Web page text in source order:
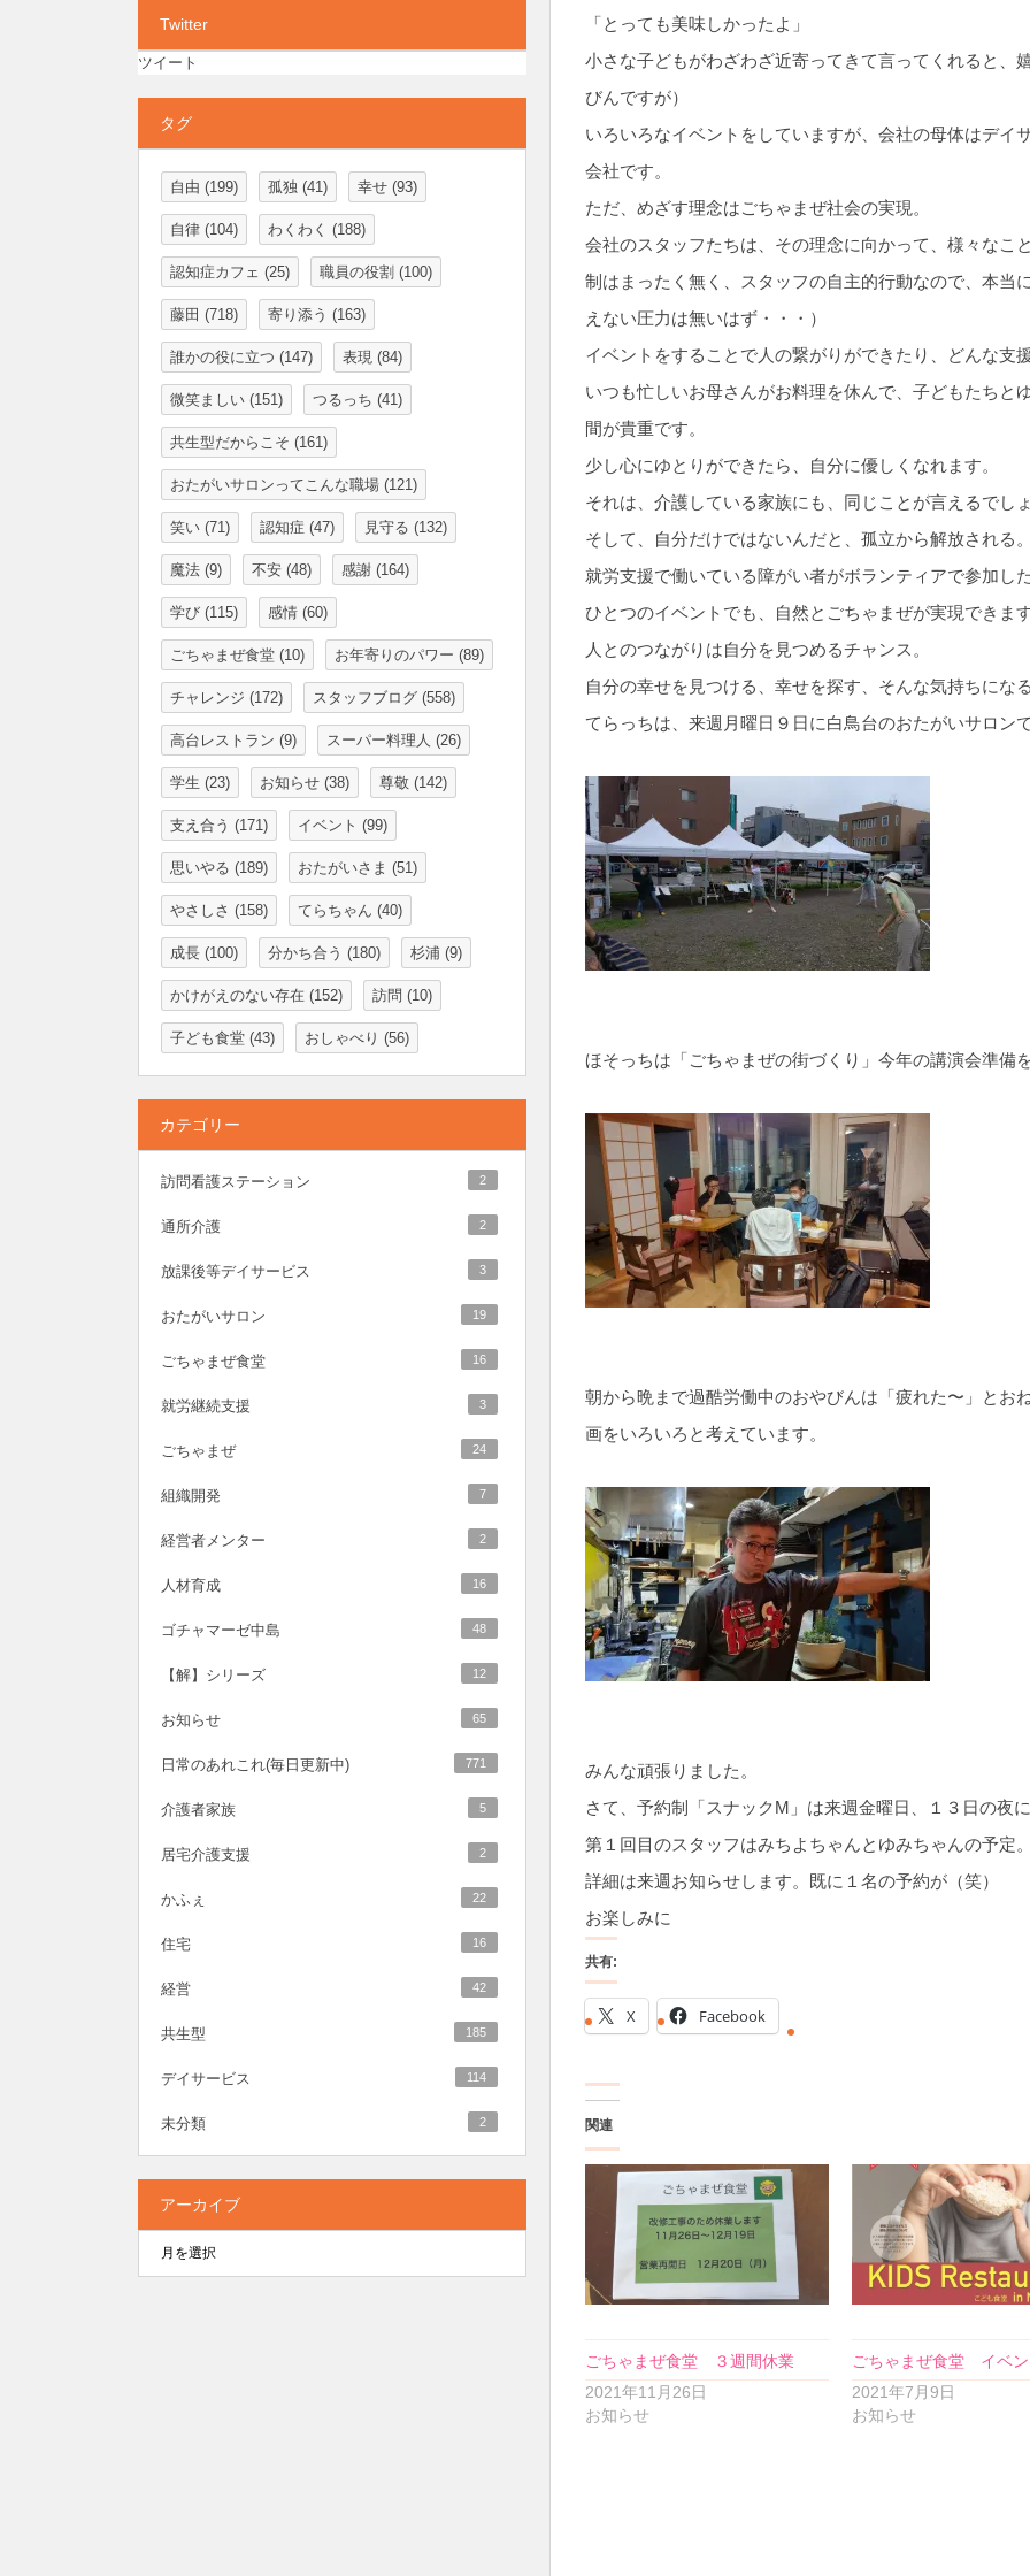
「とっても美味しかったよ」
小さな子どもがわざわざ近寄ってきて言ってくれると、
びんですが）
いろいろなイベントをしていますが、会社の母体はデイ
会社です。
ただ、めざす理念はごちゃまぜ社会の実現。
会社のスタッフたちは、その理念に向かって、様々なこ
制はまったく無く、スタッフの自主的行動なので、本当
えない圧力は無いはず・・・）
イベントをすることで人の繋がりができたり、どんな支
いつも忙しいお母さんがお料理を休んで、子どもたちと
間が貴重です。
少し心にゆとりができたら、自分に優しくなれます。
それは、介護している家族にも、同じことが言えるでしょ
そして、自分だけではないんだと、孤立から解放される。
就労支援で働いている障がい者がボランティアで参加し
ひとつのイベントでも、自然とごちゃまぜが実現できます
人とのつながりは自分を見つめるチャンス。
自分の幸せを見つける、幸せを探す、そんな気持ちにな
てらっちは、来週月曜日９日に白鳥台のおたがいサロン
ほそっちは「ごちゃまぜの街づくり」今年の講演会準備
朝から晩まで過酷労働中のおやびんは「疲れた〜」とお
画をいろいろと考えています。
みんな頑張りました。
さて、予約制「スナックM」は来週金曜日、１３日の夜に
第１回目のスタッフはみちよちゃんとゆみちゃんの予定。
詳細は来週お知らせします。既に１名の予約が（笑）
お楽しみに
共有:
X Facebook
関連
ごちゃまぜ食堂 ３週間休業
2021年11月26日
お知らせ
ごちゃまぜ食堂 イベン
2021年7月9日
お知らせ
Twitter
ツイート
タグ
自由 (199) 孤独 (41) 幸せ (93)
自律 (104) わくわく (188)
認知症カフェ (25) 職員の役割 (100)
藤田 (718) 寄り添う (163)
誰かの役に立つ (147) 表現 (84)
微笑ましい (151) つるっち (41)
共生型だからこそ (161)
おたがいサロンってこんな職場 (121)
笑い (71) 認知症 (47) 見守る (132)
魔法 (9) 不安 (48) 感謝 (164)
学び (115) 感情 (60)
ごちゃまぜ食堂 (10) お年寄りのパワー (89)
チャレンジ (172) スタッフブログ (558)
高台レストラン (9) スーパー料理人 (26)
学生 (23) お知らせ (38) 尊敬 (142)
支え合う (171) イベント (99)
思いやる (189) おたがいさま (51)
やさしさ (158) てらちゃん (40)
成長 (100) 分かち合う (180) 杉浦 (9)
かけがえのない存在 (152) 訪問 (10)
子ども食堂 (43) おしゃべり (56)
カテゴリー
訪問看護ステーション 2
通所介護 2
放課後等デイサービス 3
おたがいサロン 19
ごちゃまぜ食堂 16
就労継続支援 3
ごちゃまぜ 24
組織開発 7
経営者メンター 2
人材育成 16
ゴチャマーゼ中島 48
【解】シリーズ 12
お知らせ 65
日常のあれこれ(毎日更新中) 771
介護者家族 5
居宅介護支援 2
かふぇ 22
住宅 16
経営 42
共生型 185
デイサービス 114
未分類 2
アーカイブ